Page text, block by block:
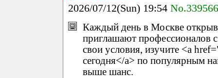
2026/07/12(Sun) 19:54 No.339566
Каждый день в Москве
приглашают профессионалов
свои условия, изучите <a
сегодня</a> по популярным
выше шанс.